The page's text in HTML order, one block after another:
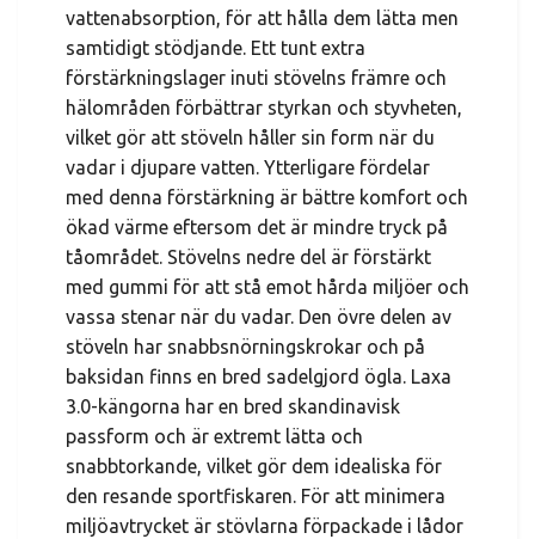
vattenabsorption, för att hålla dem lätta men
samtidigt stödjande. Ett tunt extra
förstärkningslager inuti stövelns främre och
hälområden förbättrar styrkan och styvheten,
vilket gör att stöveln håller sin form när du
vadar i djupare vatten. Ytterligare fördelar
med denna förstärkning är bättre komfort och
ökad värme eftersom det är mindre tryck på
tåområdet. Stövelns nedre del är förstärkt
med gummi för att stå emot hårda miljöer och
vassa stenar när du vadar. Den övre delen av
stöveln har snabbsnörningskrokar och på
baksidan finns en bred sadelgjord ögla. Laxa
3.0-kängorna har en bred skandinavisk
passform och är extremt lätta och
snabbtorkande, vilket gör dem idealiska för
den resande sportfiskaren. För att minimera
miljöavtrycket är stövlarna förpackade i lådor